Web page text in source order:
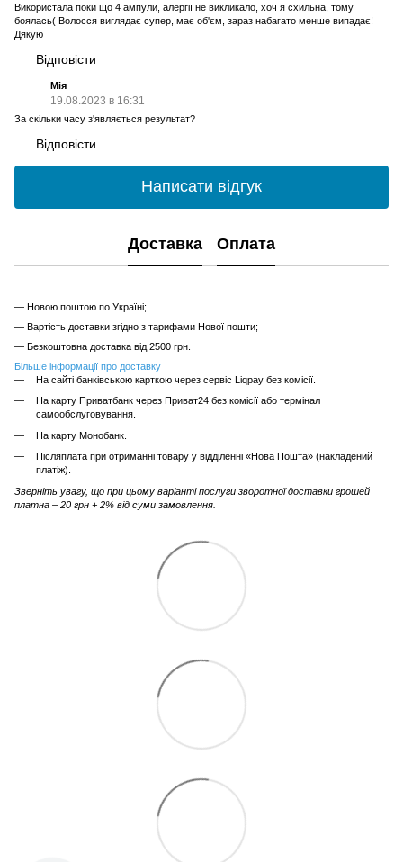
Використала поки що 4 ампули, алергії не викликало, хоч я схильна, тому
боялась( Волосся виглядає супер, має об'єм, зараз набагато менше випадає!
Дякую
Відповісти
Мія
19.08.2023 в 16:31
За скільки часу з'являється результат?
Відповісти
Написати відгук
Доставка Оплата
— Новою поштою по Україні;
— Вартість доставки згідно з тарифами Нової пошти;
— Безкоштовна доставка від 2500 грн.
Більше інформації про доставку
На сайті банківською карткою через сервіс Liqpay без комісії.
На карту Приватбанк через Приват24 без комісії або термінал
самообслуговування.
На карту Монобанк.
Післяплата при отриманні товару у відділенні «Нова Пошта» (накладений
платіж).
Зверніть увагу, що при цьому варіанті послуги зворотної доставки грошей
платна – 20 грн + 2% від суми замовлення.